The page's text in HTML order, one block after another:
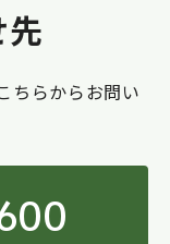
ちらからお問い